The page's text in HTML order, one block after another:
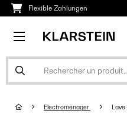
Flexible Zahlungen
Electroménager